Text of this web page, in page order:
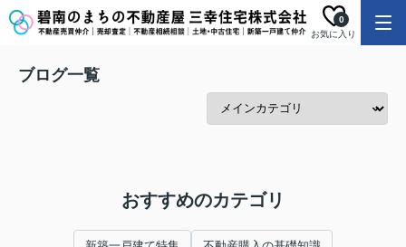
お気に入り
0
ブログ一覧
おすすめのカテゴリ